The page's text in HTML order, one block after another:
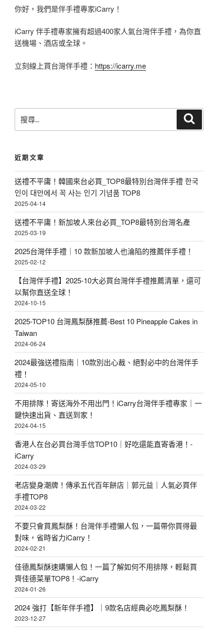
0
台
灣
信
台
人
指
定
台
灣
蛋
捲
-
海
邊
走
〉
你好，我們是伴手禮專家iCarry！
iCarry 伴手禮專家擁有超過400家人氣台灣伴手禮，為你直
送機場、酒店或全球。
立刻線上買台灣伴手禮： https://icarry.me
尋
字
:
近期文章
送禮不平庸！韓國來台必買_TOP8最特別台灣伴手禮 한국
인이 대만에서 꼭 사는 인기 기념품 TOP8
2025-04-14
送禮不平庸！新加坡人來台必買_TOP8最特別台灣名產
2025-03-19
2025台灣伴手禮｜10 款新加坡人也淪陷的推薦伴手禮！
2025-02-12
【台灣伴手禮】2025-10大必買台灣伴手禮推薦清單，還可
以幫你直送全球！
2024-10-15
2025-TOP10 台灣鳳梨酥推薦-Best 10 Pineapple Cakes in
Taiwan
2024-06-24
2024最強送禮指南｜10款別出心裁、絕對必中的台灣伴手
禮！
2024-05-10
不用排隊！寄送海外不用出門！iCarry台灣伴手禮專家｜一
鍵快速出貨、直送到家！
2024-04-15
香港人在台必買台灣手信TOP10｜好吃還能直寄香港！-
iCarry
2024-03-29
老店變身潮牌！傳承五代百年餅店｜郭元益｜人氣必買伴
手禮TOP8
2024-03-22
不要只會買鳳梨酥！台灣伴手禮懶人包，一篇帶你買得最
對味，省時省力iCarry！
2024-02-21
佳德鳳梨酥速購懶人包！一篇了解如何不用排隊，輕鬆買
齊佳德菜單TOP8！-iCarry
2024-01-26
2024 強打【新年伴手禮】｜9款名店經典必吃鳳梨酥！
2023-12-27